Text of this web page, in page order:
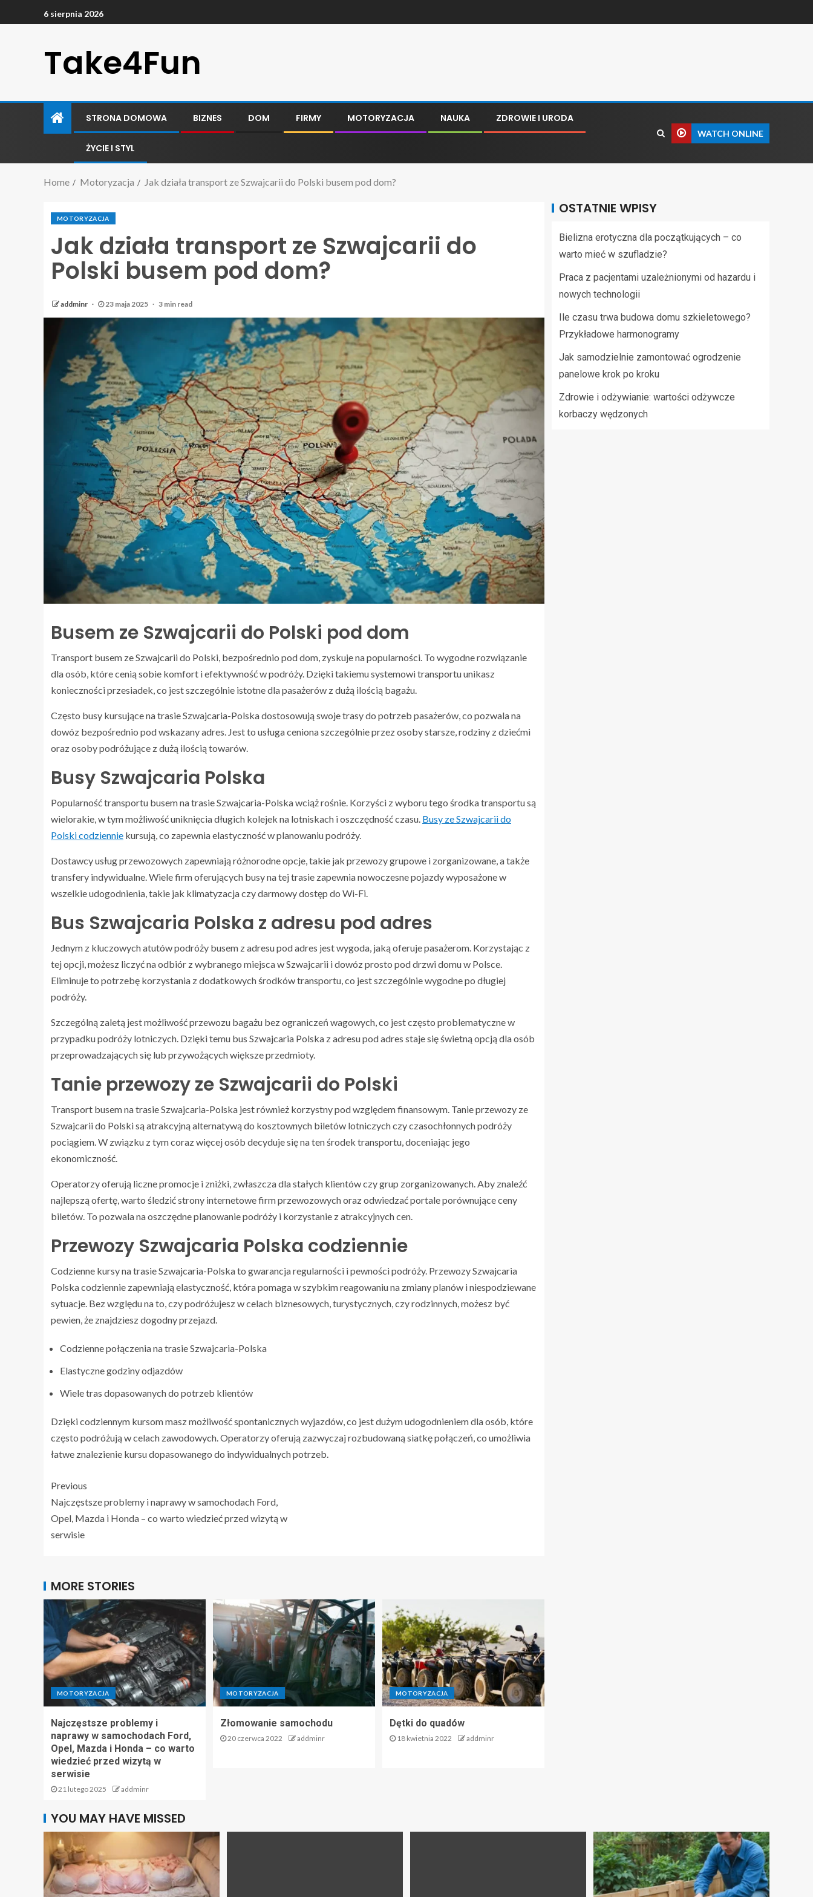
6 sierpnia 2026
Take4Fun
STRONA DOMOWA BIZNES DOM FIRMY MOTORYZACJA NAUKA ZDROWIE I URODA
ŻYCIE I STYL
WATCH ONLINE
Home Motoryzacja Jak działa transport ze Szwajcarii do Polski busem pod dom?
MOTORYZACJA
Jak działa transport ze Szwajcarii do
Polski busem pod dom?
addminr 23 maja 2025 3 min read
Busem ze Szwajcarii do Polski pod dom
Transport busem ze Szwajcarii do Polski, bezpośrednio pod dom, zyskuje na popularności. To wygodne rozwiązanie
dla osób, które cenią sobie komfort i efektywność w podróży. Dzięki takiemu systemowi transportu unikasz
konieczności przesiadek, co jest szczególnie istotne dla pasażerów z dużą ilością bagażu.
Często busy kursujące na trasie Szwajcaria-Polska dostosowują swoje trasy do potrzeb pasażerów, co pozwala na
dowóz bezpośrednio pod wskazany adres. Jest to usługa ceniona szczególnie przez osoby starsze, rodziny z dziećmi
oraz osoby podróżujące z dużą ilością towarów.
Busy Szwajcaria Polska
Popularność transportu busem na trasie Szwajcaria-Polska wciąż rośnie. Korzyści z wyboru tego środka transportu są
wielorakie, w tym możliwość uniknięcia długich kolejek na lotniskach i oszczędność czasu. Busy ze Szwajcarii do
Polski codziennie kursują, co zapewnia elastyczność w planowaniu podróży.
Dostawcy usług przewozowych zapewniają różnorodne opcje, takie jak przewozy grupowe i zorganizowane, a także
transfery indywidualne. Wiele firm oferujących busy na tej trasie zapewnia nowoczesne pojazdy wyposażone w
wszelkie udogodnienia, takie jak klimatyzacja czy darmowy dostęp do Wi-Fi.
Bus Szwajcaria Polska z adresu pod adres
Jednym z kluczowych atutów podróży busem z adresu pod adres jest wygoda, jaką oferuje pasażerom. Korzystając z
tej opcji, możesz liczyć na odbiór z wybranego miejsca w Szwajcarii i dowóz prosto pod drzwi domu w Polsce.
Eliminuje to potrzebę korzystania z dodatkowych środków transportu, co jest szczególnie wygodne po długiej
podróży.
Szczególną zaletą jest możliwość przewozu bagażu bez ograniczeń wagowych, co jest często problematyczne w
przypadku podróży lotniczych. Dzięki temu bus Szwajcaria Polska z adresu pod adres staje się świetną opcją dla osób
przeprowadzających się lub przywożących większe przedmioty.
Tanie przewozy ze Szwajcarii do Polski
Transport busem na trasie Szwajcaria-Polska jest również korzystny pod względem finansowym. Tanie przewozy ze
Szwajcarii do Polski są atrakcyjną alternatywą do kosztownych biletów lotniczych czy czasochłonnych podróży
pociągiem. W związku z tym coraz więcej osób decyduje się na ten środek transportu, doceniając jego
ekonomiczność.
Operatorzy oferują liczne promocje i zniżki, zwłaszcza dla stałych klientów czy grup zorganizowanych. Aby znaleźć
najlepszą ofertę, warto śledzić strony internetowe firm przewozowych oraz odwiedzać portale porównujące ceny
biletów. To pozwala na oszczędne planowanie podróży i korzystanie z atrakcyjnych cen.
Przewozy Szwajcaria Polska codziennie
Codzienne kursy na trasie Szwajcaria-Polska to gwarancja regularności i pewności podróży. Przewozy Szwajcaria
Polska codziennie zapewniają elastyczność, która pomaga w szybkim reagowaniu na zmiany planów i niespodziewane
sytuacje. Bez względu na to, czy podróżujesz w celach biznesowych, turystycznych, czy rodzinnych, możesz być
pewien, że znajdziesz dogodny przejazd.
Codzienne połączenia na trasie Szwajcaria-Polska
Elastyczne godziny odjazdów
Wiele tras dopasowanych do potrzeb klientów
Dzięki codziennym kursom masz możliwość spontanicznych wyjazdów, co jest dużym udogodnieniem dla osób, które
często podróżują w celach zawodowych. Operatorzy oferują zazwyczaj rozbudowaną siatkę połączeń, co umożliwia
łatwe znalezienie kursu dopasowanego do indywidualnych potrzeb.
Previous
Najczęstsze problemy i naprawy w samochodach Ford,
Opel, Mazda i Honda – co warto wiedzieć przed wizytą w
serwisie
MORE STORIES
MOTORYZACJA
Najczęstsze problemy i
naprawy w samochodach Ford,
Opel, Mazda i Honda – co warto
wiedzieć przed wizytą w
serwisie
21 lutego 2025 addminr
MOTORYZACJA
Złomowanie samochodu
20 czerwca 2022 addminr
MOTORYZACJA
Dętki do quadów
18 kwietnia 2022 addminr
OSTATNIE WPISY
Bielizna erotyczna dla początkujących – co
warto mieć w szufladzie?
Praca z pacjentami uzależnionymi od hazardu i
nowych technologii
Ile czasu trwa budowa domu szkieletowego?
Przykładowe harmonogramy
Jak samodzielnie zamontować ogrodzenie
panelowe krok po kroku
Zdrowie i odżywianie: wartości odżywcze
korbaczy wędzonych
YOU MAY HAVE MISSED